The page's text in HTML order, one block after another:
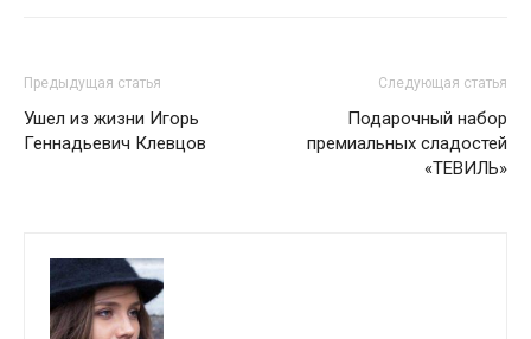
Предыдущая статья
Ушел из жизни Игорь
Геннадьевич Клевцов
Следующая статья
Подарочный набор
премиальных сладостей
«ТЕВИЛЬ»